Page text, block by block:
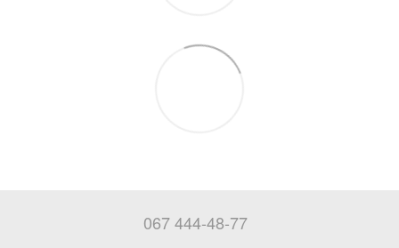
067 444-48-77